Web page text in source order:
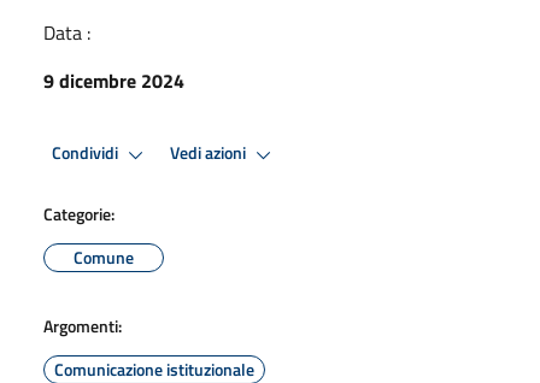
Data :
9 dicembre 2024
Condividi Vedi azioni
Categorie:
Comune
Argomenti:
Comunicazione istituzionale